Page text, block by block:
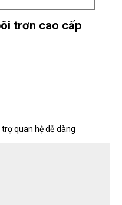
trơn cao cấp
quan hệ dễ dàng